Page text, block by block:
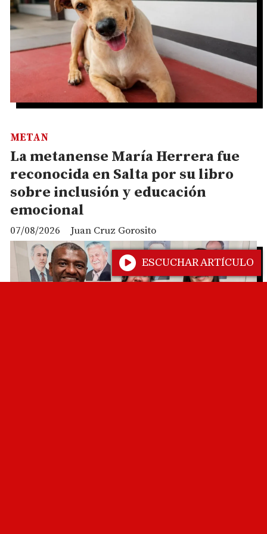
La metanense María Herrera fue
reconocida en Salta por su libro
sobre inclusión y educación
emocional
Juan Cruz Gorosito
METAN
07/08/2026
ESCUCHAR ARTÍCULO